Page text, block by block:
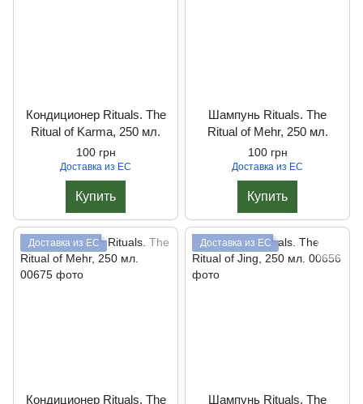
Кондиционер Rituals. The
Ritual of Karma, 250 мл.
100 грн
Доставка из ЕС
Купить
Шампунь Rituals. The
Ritual of Mehr, 250 мл.
100 грн
Доставка из ЕС
Купить
Доставка из ЕС
Кондиционер Rituals. The
Доставка из ЕС
Шампунь Rituals. The